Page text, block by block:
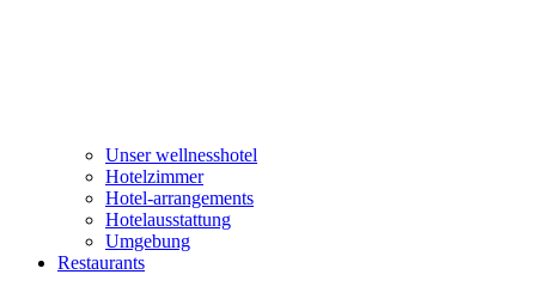
Unser wellnesshotel
Hotelzimmer
Hotel-arrangements
Hotelausstattung
Umgebung
Restaurants